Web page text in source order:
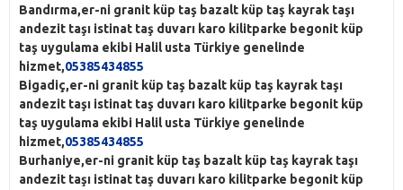
Bandırma,er-ni granit küp taş bazalt küp taş kayrak taşı
andezit taşı istinat taş duvarı karo kilitparke begonit küp
taş uygulama ekibi Halil usta Türkiye genelinde
hizmet,05385434855
Bigadiç,er-ni granit küp taş bazalt küp taş kayrak taşı
andezit taşı istinat taş duvarı karo kilitparke begonit küp
taş uygulama ekibi Halil usta Türkiye genelinde
hizmet,05385434855
Burhaniye,er-ni granit küp taş bazalt küp taş kayrak taşı
andezit taşı istinat taş duvarı karo kilitparke begonit küp